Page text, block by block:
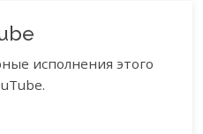
исполнения этого